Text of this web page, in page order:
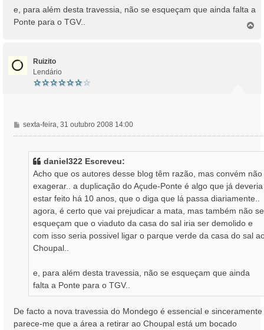
e, para além desta travessia, não se esqueçam que ainda falta a
Ponte para o TGV..
Ruizito
Lendário
M
e
sexta-feira, 31 outubro 2008 14:00
daniel322 Escreveu:
Acho que os autores desse blog têm razão, mas convém não
exagerar.. a duplicação do Açude-Ponte é algo que já deveria
estar feito há 10 anos, que o diga que lá passa diariamente..
agora, é certo que vai prejudicar a mata, mas também não se
esqueçam que o viaduto da casa do sal iria ser demolido e
com isso seria possivel ligar o parque verde da casa do sal
Choupal..
e, para além desta travessia, não se esqueçam que ainda
falta a Ponte para o TGV..
De facto a nova travessia do Mondego é essencial e sinceramente
parece-me que a área a retirar ao Choupal está um bocado